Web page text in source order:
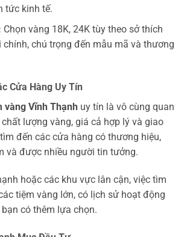
tức kinh tế.
Chọn vàng 18K, 24K tùy theo sở thích
chính, chú trọng đến mẫu mã và thương
Cửa Hàng Uy Tín
vàng Vĩnh Thạnh uy tín là vô cùng quan
lượng vàng, giá cả hợp lý và giao
đến các cửa hàng có thương hiệu,
và được nhiều người tin tưởng.
hoặc các khu vực lân cận, việc tìm
tiệm vàng lớn, có lịch sử hoạt động
có thêm lựa chọn.